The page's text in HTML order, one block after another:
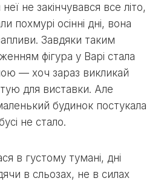
не закінчувався все літо,
похмурі осінні дні, вона
Завдяки таким
фігура у Варі стала
— хоч зараз викликай
для виставки. Але
будинок постукала
не стало.
в густому тумані, дні
в сльозах, не в силах